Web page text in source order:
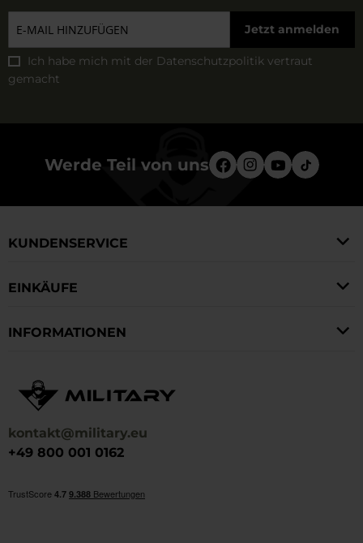
Jetzt anmelden
Ich habe mich mit der Datenschutzpolitik vertraut
gemacht
Werde Teil von uns
kontakt@military.eu
+49 800 001 0162
KUNDENSERVICE
EINKÄUFE
INFORMATIONEN